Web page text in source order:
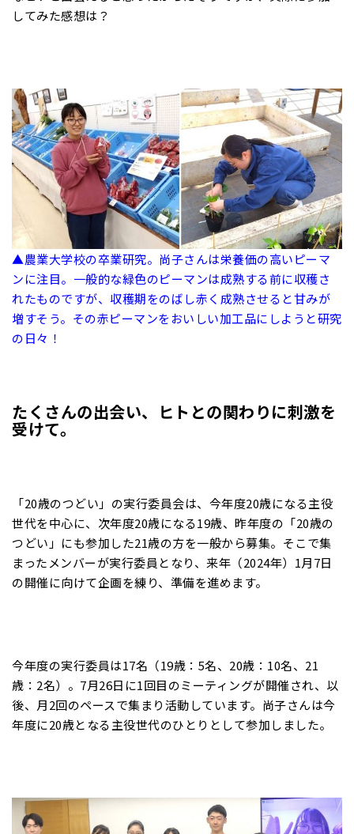
してみた感想は？
▲農業大学校の卒業研究。尚子さんは栄養価の高いピーマ
ンに注目。一般的な緑色のピーマンは成熟する前に収穫さ
れたものですが、収穫期をのばし赤く成熟させると甘みが
増すそう。その赤ピーマンをおいしい加工品にしようと研究
の日々！
たくさんの出会い、ヒトとの関わりに刺激を
受けて。
「20歳のつどい」の実行委員会は、今年度20歳になる主役
世代を中心に、次年度20歳になる19歳、昨年度の「20歳の
つどい」にも参加した21歳の方を一般から募集。そこで集
まったメンバーが実行委員となり、来年（2024年）1月7日
の開催に向けて企画を練り、準備を進めます。
今年度の実行委員は17名（19歳：5名、20歳：10名、21
歳：2名）。7月26日に1回目のミーティングが開催され、以
後、月2回のペースで集まり活動しています。尚子さんは今
年度に20歳となる主役世代のひとりとして参加しました。